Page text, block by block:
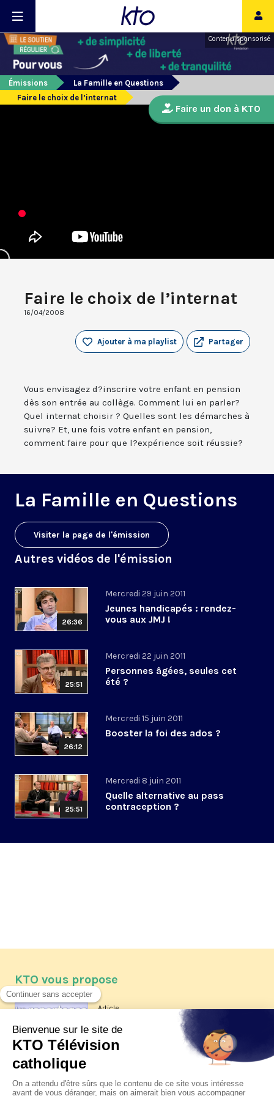
Contenu sponsorisé
Émissions
La Famille en Questions
Faire le choix de l’internat
Faire le choix de l’internat
16/04/2008
Partager
Ajouter à ma playlist
Vous envisagez d?inscrire votre enfant en pension
dès son entrée au collège. Comment lui en parler?
Quel internat choisir ? Quelles sont les démarches à
suivre? Et, une fois votre enfant en pension,
comment faire pour que l?expérience soit réussie?
La Famille en Questions
Visiter la page de l'émission
Autres vidéos de l'émission
26:36
Mercredi 29 juin 2011
Jeunes handicapés : rendez-
vous aux JMJ !
25:51
Mercredi 22 juin 2011
Personnes âgées, seules cet
été ?
26:12
Mercredi 15 juin 2011
Booster la foi des ados ?
25:51
Mercredi 8 juin 2011
Quelle alternative au pass
contraception ?
Faire un don à KTO
KTO vous propose
Article
Les reportages d'été 2026 de KTO
La visite pastorale du pape Léon
XIV à Assise à suivre sur KTO le